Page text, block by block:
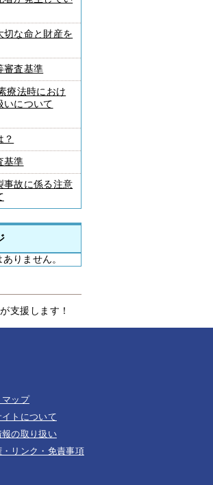
切な命と財産を
審査基準
法時におけ
いについて
？
基準
事故に係る注意
りません。
支援します！
ップ
イトについて
の取り扱い
リンク・免責事項